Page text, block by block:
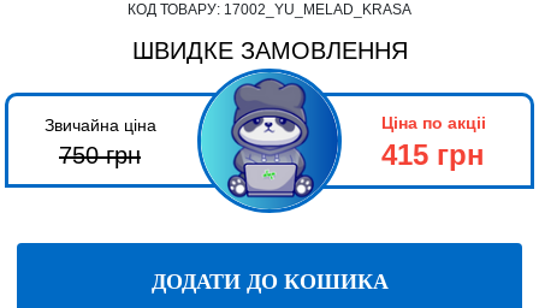
КОД ТОВАРУ: 17002_YU_MELAD_KRASA
ШВИДКЕ ЗАМОВЛЕННЯ
Звичайна ціна
750грн
Ціна по акціі
415 грн
ДОДАТИ ДО КОШИКА